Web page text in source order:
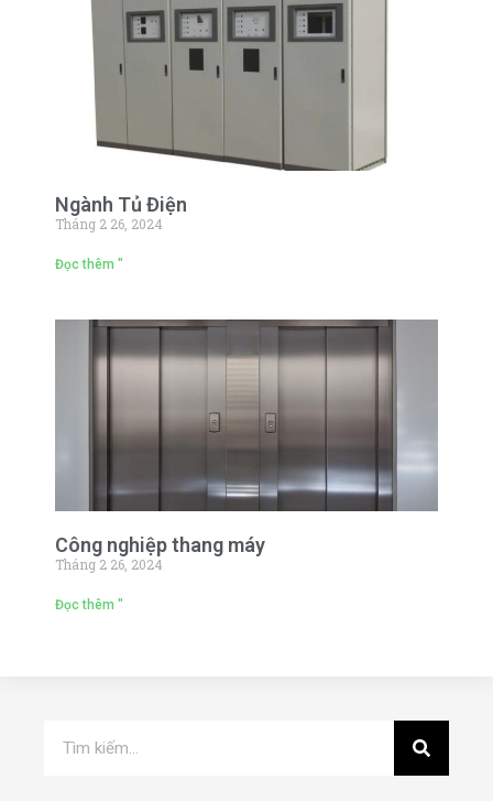
Ngành Tủ Điện
Tháng 2 26, 2024
Đọc thêm "
Công nghiệp thang máy
Tháng 2 26, 2024
Đọc thêm "